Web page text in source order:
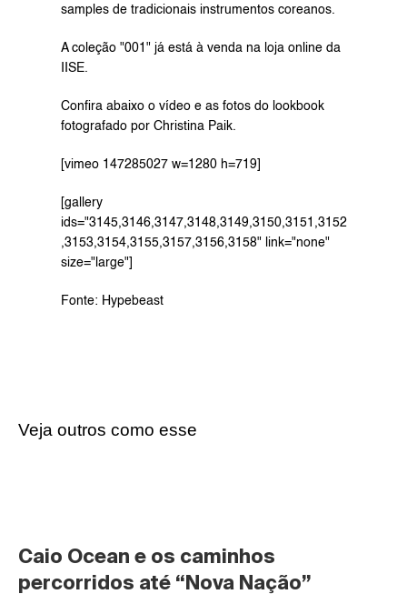
samples de tradicionais instrumentos coreanos.
A coleção "001" já está à venda na loja online da
IISE.
Confira abaixo o vídeo e as fotos do lookbook
fotografado por Christina Paik.
[vimeo 147285027 w=1280 h=719]
[gallery
ids="3145,3146,3147,3148,3149,3150,3151,3152
,3153,3154,3155,3157,3156,3158" link="none"
size="large"]
Fonte: Hypebeast
Veja outros como esse
Caio Ocean e os caminhos
percorridos até “Nova Nação”